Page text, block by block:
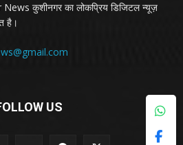
कुशीनगर का लोकप्रिय डिजिटल न्यूज़
है।
US